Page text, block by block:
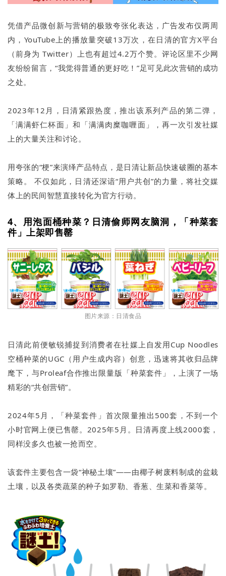
凭借产品微创新与营销的极致夸张化表达，广告发布仅两周
内，YouTube上的播放量突破13万次，在日清的官方X平台
（前身为 Twitter）上也有超过4.2万个赞。评论区里不少网
友纷纷留言，“我觉得普通的更好吃！”足可见此次营销的成功
之处。
2023年12月，日清紧跟热度，推出该系列产品的第二弹，
「满满虾仁杯面」和「满满肉糜咖喱面」，再一次引发社媒
上的大量关注和讨论。
用夸张的“梗”来演绎产品特点，是日清让新品快速破圈的基本
策略。 不仅如此，日清还深谙“用户共创”的力量，将社交媒
体上的民间智慧直接转化为官方行动。
4、用泡面桶种菜？日清偷师网友脑洞，「种菜套
件」上架即售罄
图片来源：日清食品
日清此前便敏锐捕捉到消费者在社媒上自发用Cup Noodles
空桶种菜的UGC（用户生成内容）创意，迅速将其收归品牌
麾下，与Proleaf合作推出限量版「种菜套件」，上演了一场
精彩的“共创营销”。
2024年5月，「种菜套件」首次限量推出500套，不到一个
小时官网上便已售罄。2025年5月。日清再度上线2000套，
同样没多久也被一抢而空。
该套件主要包含一袋“神秘土壤”——由椰子树废料制成的盆栽
土壤，以及各类蔬菜的种子如罗勒、香葱、生菜和香菜等。